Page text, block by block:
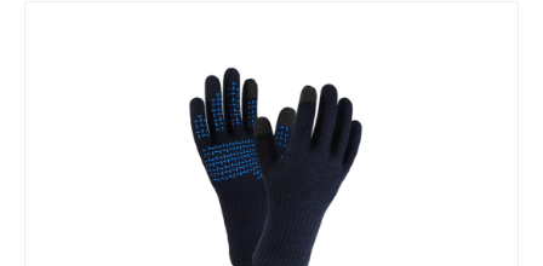
Введите правильный